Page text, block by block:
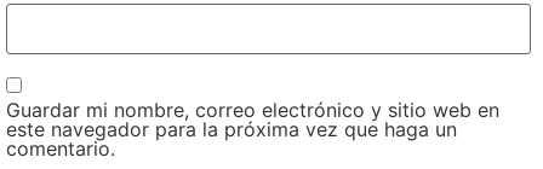
Guardar mi nombre, correo electrónico y sitio web en
este navegador para la próxima vez que haga un
comentario.